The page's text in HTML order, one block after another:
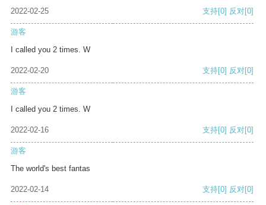
2022-02-25 支持[0] 反对[0]
游客
I called you 2 times. W
2022-02-20 支持[0] 反对[0]
游客
I called you 2 times. W
2022-02-16 支持[0] 反对[0]
游客
The world's best fantas
2022-02-14 支持[0] 反对[0]